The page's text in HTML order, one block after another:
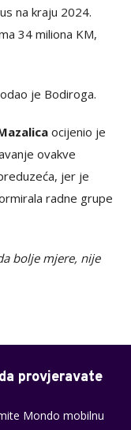
na kraju 2024.
34 miliona KM,
je Bodiroga.
ocijenio je
ovakve
jer je
radne grupe
bolje mjere, nije
provjeravate
Mondo mobilnu